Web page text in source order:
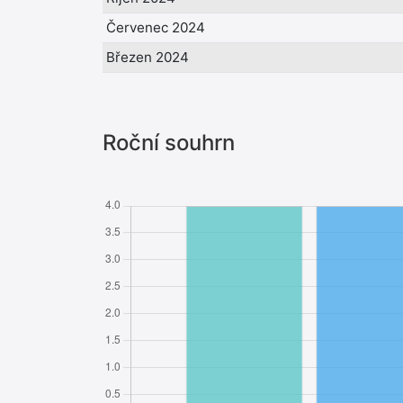
Červenec 2024
Březen 2024
Roční souhrn